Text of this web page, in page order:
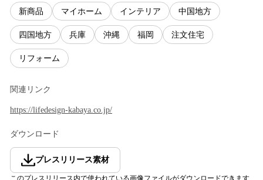
新商品 マイホーム インテリア 中国地方
四国地方 兵庫 沖縄 福岡 注文住宅
リフォーム
関連リンク
https://lifedesign-kabaya.co.jp/
ダウンロード
プレスリリース素材
このプレスリリース内で使われている画像ファイルがダウンロードできます